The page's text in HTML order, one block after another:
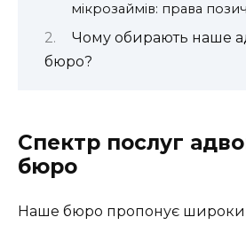
мікрозаймів: права
Чому обирають наше
бюро?
Спектр послуг
бюро
Наше бюро пропонує